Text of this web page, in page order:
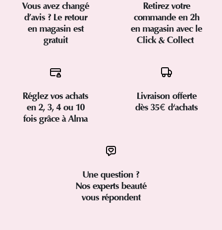
Vous avez changé
d’avis ? Le retour
en magasin est
gratuit
Retirez votre
commande en 2h
en magasin avec le
Click & Collect
Réglez vos achats
en 2, 3, 4 ou 10
fois grâce à Alma
Livraison offerte
dès 35€ d'achats
Une question ?
Nos experts beauté
vous répondent